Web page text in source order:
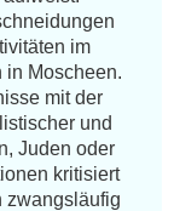
im
in Moscheen.
mit der
und
Juden oder
kritisiert
zwangsläufig